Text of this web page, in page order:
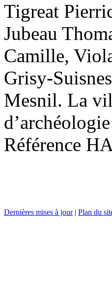
Tigreat
Jubeau
Camille,
Grisy-
Mesnil. La
Référence
Dernières mises à jour| Plan du